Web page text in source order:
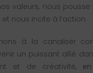
valeurs, nous
nous incite à l’action.
à la canaliser
un puissant allié
et de créativité,